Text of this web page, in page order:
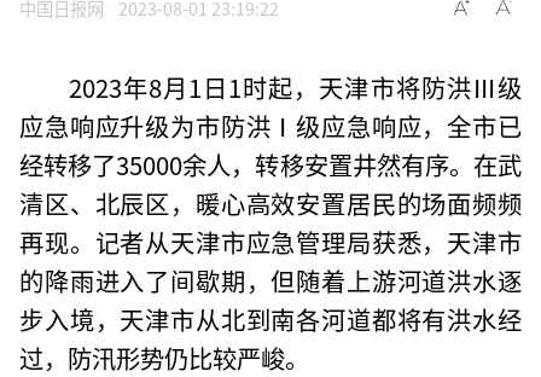
中国日报网 2023-08-01 23:19:22
2023年8月1日1时起，天津市将防洪Ⅲ级
应急响应升级为市防洪Ⅰ级应急响应，全市已
经转移了35000余人，转移安置井然有序。在武
清区、北辰区，暖心高效安置居民的场面频频
再现。记者从天津市应急管理局获悉，天津市
的降雨进入了间歇期，但随着上游河道洪水逐
步入境，天津市从北到南各河道都将有洪水经
过，防汛形势仍比较严峻。